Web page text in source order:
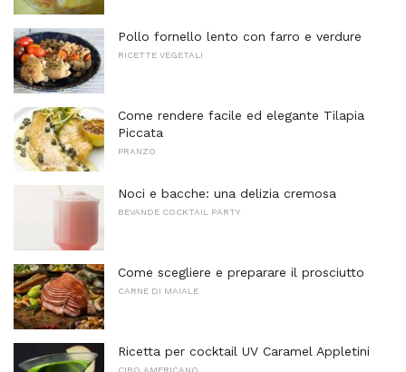
Pollo fornello lento con farro e verdure
RICETTE VEGETALI
Come rendere facile ed elegante Tilapia
Piccata
PRANZO
Noci e bacche: una delizia cremosa
BEVANDE COCKTAIL PARTY
Come scegliere e preparare il prosciutto
CARNE DI MAIALE
Ricetta per cocktail UV Caramel Appletini
CIBO AMERICANO